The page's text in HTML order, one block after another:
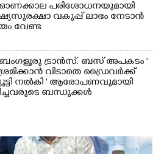
ഓണക്കാല പരിശോധനയുമായി
വകുപ്പ് ലാഭം നേടാൻ
വേണ്ട
ബംഗളൂരു ട്രാൻസ്. ബസ് അപകടം '
വിടാതെ ഡ്രൈ​വ​ർ​ക്ക്
നൽകി ' ആരോപണവുമായി
ബന്ധുക്കൾ